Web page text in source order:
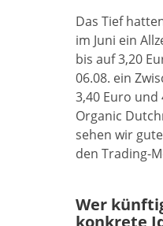
Das Tief
im Juni ein
bis auf 3,20
06.08. ein
3,40 Euro
Organic
sehen wir
den Trading-
Wer